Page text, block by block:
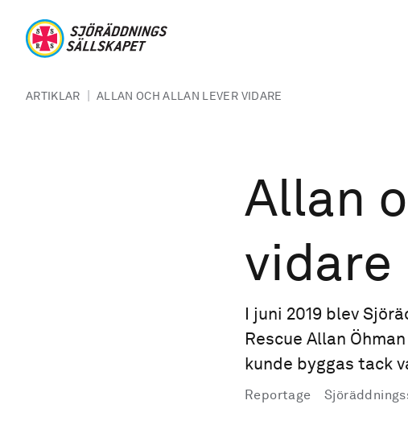
ARTIKLAR | ALLAN OCH ALLAN LEVER VIDARE
Allan
vidare
I juni 2019 blev
Rescue Allan
kunde byggas tack
Reportage